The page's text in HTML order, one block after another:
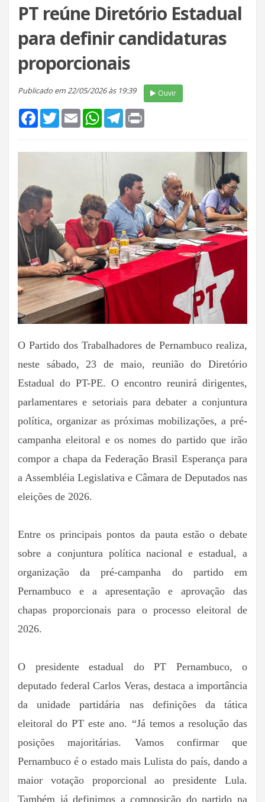
PT reúne Diretório Estadual
para definir candidaturas
proporcionais
Publicado em 22/05/2026 às 19:39 Ouvir
FacebookTwitterEmail WhatsApp
Telegram
O Partido dos Trabalhadores de Pernambuco realiza,
neste sábado, 23 de maio, reunião do Diretório
Estadual do PT-PE. O encontro reunirá dirigentes,
parlamentares e setoriais para debater a conjuntura
política, organizar as próximas mobilizações, a pré-
campanha eleitoral e os nomes do partido que irão
compor a chapa da Federação Brasil Esperança para
a Assembléia Legislativa e Câmara de Deputados nas
eleições de 2026.
Entre os principais pontos da pauta estão o debate
sobre a conjuntura política nacional e estadual, a
organização da pré-campanha do partido em
Pernambuco e a apresentação e aprovação das
chapas proporcionais para o processo eleitoral de
2026.
O presidente estadual do PT Pernambuco, o
deputado federal Carlos Veras, destaca a importância
da unidade partidária nas definições da tática
eleitoral do PT este ano. “Já temos a resolução das
posições majoritárias. Vamos confirmar que
Pernambuco é o estado mais Lulista do país, dando a
maior votação proporcional ao presidente Lula.
Também já definimos a composição do partido na